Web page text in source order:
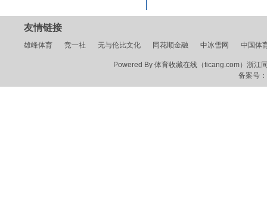
友情链接
雄峰体育 竞一社 无与伦比文化 同花顺金融 中冰雪网 中国体
Powered By 体育收藏在线（ticang.com）浙江
备案号：